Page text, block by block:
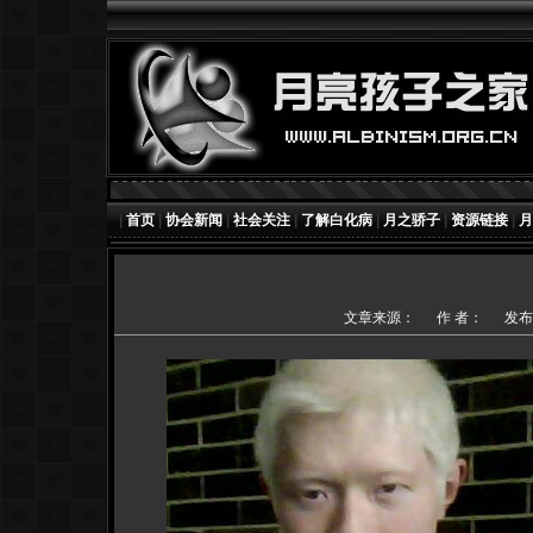
首页| 协会新闻 社会关注 了解白化病 月之骄子 资源链接|
文章来源： 作 者： 发